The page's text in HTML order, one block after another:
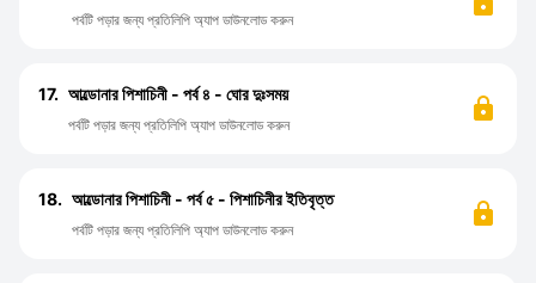
পর্বটি পড়ার জন্য প্রতিলিপি অ্যাপ ডাউনলোড করুন
17. আল্ডোনার পিশাচিনী - পর্ব ৪ - ঘোর দুঃসময়
পর্বটি পড়ার জন্য প্রতিলিপি অ্যাপ ডাউনলোড করুন
18. আল্ডোনার পিশাচিনী - পর্ব ৫ - পিশাচিনীর ইতিবৃত্ত
পর্বটি পড়ার জন্য প্রতিলিপি অ্যাপ ডাউনলোড করুন